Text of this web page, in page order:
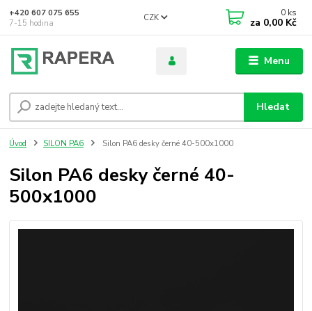
Menu
CZK
Hledat
+420 607 075 655
7-15 hodina
0 ks
za 0,00 Kč
Úvod SILON PA6 Silon PA6 desky černé 40-500x1000
Silon PA6 desky černé 40-
500x1000